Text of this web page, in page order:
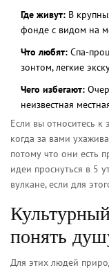
Где живут: В
фонде с видом на
Что любят: Спа-
зонтом, легкие
Чего избегают:
неизвестная
Если вы относитесь к
когда за вами
потому что они есть
идеи проснуться в 5
вулкане, если для
понять
Для этих людей